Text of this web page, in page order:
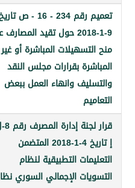
تعميم رقم 234 - 16 - ص تاريخ
9-1-2018 حول تقيد المصارف عند
المباشرة أو غير
بقرارات مجلس النقد
وانهاء العمل ببعض
234
قرار لجنة إدارة المصرف رقم 8-ل
إ تاريخ 4-1-2018 المتضمن
التطبيقية لنظام
الإجمالي السوري نظام
8